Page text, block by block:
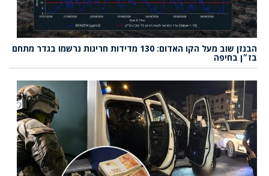
הבנזן שוב מעל הקו האדום: 130 מדידות חריגות נרשמו בגדר מתחם
בז״ן בחיפה